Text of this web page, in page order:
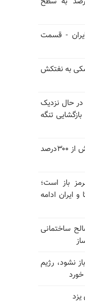
- قسمت
به نفتکش
در حال نزدیک
تنگه
قبض آب و برق خرداد و تیر بیش از ۳۰۰درصد
باز است؛
ایران ادامه
مصالح ساختمانی
نشود، رژیم
یزد